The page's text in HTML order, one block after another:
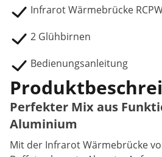
Infrarot Wärmebrücke
2 Glühbirnen
Bedienungsanleitung
Perfekter Mix aus
Aluminium
Mit der Infrarot Wärmebrücke